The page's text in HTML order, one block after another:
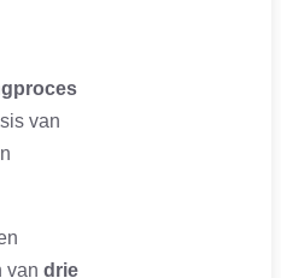
van
van drie